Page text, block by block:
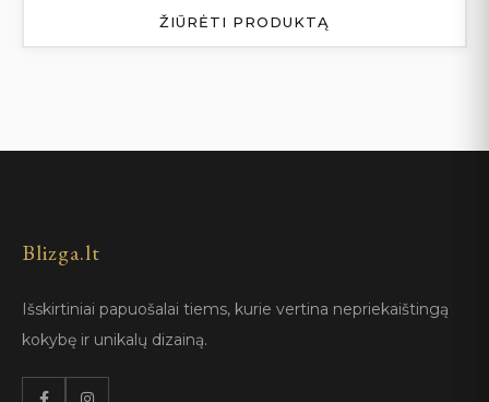
ŽIŪRĖTI PRODUKTĄ
Blizga.lt
Išskirtiniai papuošalai tiems, kurie vertina nepriekaištingą
kokybę ir unikalų dizainą.